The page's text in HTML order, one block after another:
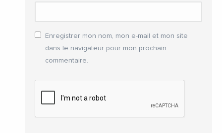
Enregistrer mon nom, mon e-mail et mon site
dans le navigateur pour mon prochain
commentaire.